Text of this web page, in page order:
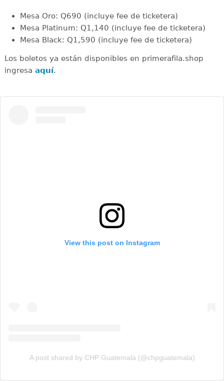
Mesa Oro: Q690 (incluye fee de ticketera)
Mesa Platinum: Q1,140 (incluye fee de ticketera)
Mesa Black: Q1,590 (incluye fee de ticketera)
Los boletos ya están disponibles en primerafila.shop
ingresa aquí.
View this post on Instagram
A post shared by CHP Guatemala (@chpguatemala)